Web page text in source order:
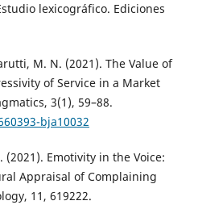
lexicográfico. Ediciones
M. N. (2021). The Value of
of Service in a Market
3(1), 59–88.
bja10032
Emotivity in the Voice:
Appraisal of Complaining
11, 619222.